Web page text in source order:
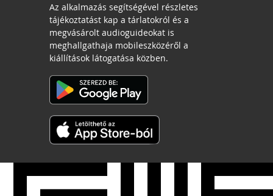
Az alkalmazás segítségével részletes
tájékoztatást kap a tárlatokról és a
megvásárolt audioguideokat is
meghallgathaja mobileszközéről a
kiállítások látogatása közben.